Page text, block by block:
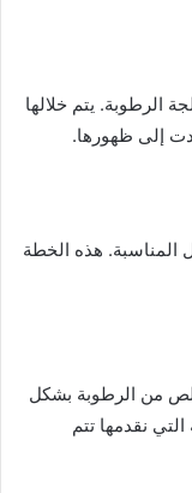
الرطوبة. يتم خلالها
إلى ظهورها.
المناسبة. هذه الخطة
من الرطوبة بشكل
نقدمها تتم